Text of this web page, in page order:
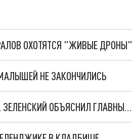
ОХОТЯТСЯ "ЖИВЫЕ ДРОНЫ"
НЕ ЗАКОНЧИЛИСЬ
"МЫ ВАС ЗАСТАВИМ": ЖУТКИЕ ДЕТАЛИ ОХОТЫ НА ГЕНЕРАЛА. ЗЕЛЕНСКИЙ ОБЪЯСНИЛ ГЛАВНЫЙ СМЫСЛ ТЕРАКТА В ЦЕНТРЕ МОСКВЫ